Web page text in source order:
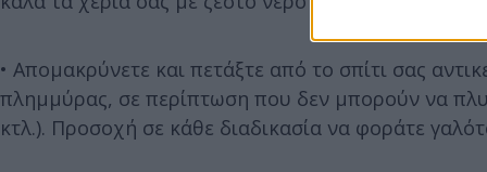
• Απομακρύνετε και πετάξτε από το σπίτι σας
πλημμύρας, σε περίπτωση που δεν μπορούν να
κτλ.). Προσοχή σε κάθε διαδικασία να φοράτε